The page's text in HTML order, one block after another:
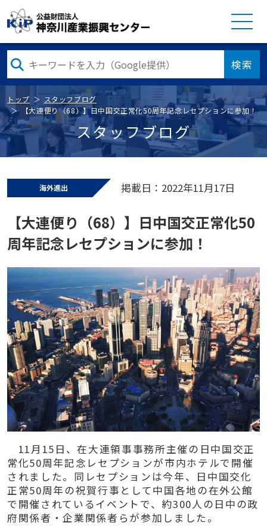
検索
トップ
スタッフブログ
【大連便り（68）】日中国交正常化50周年記念レセプションに参加！
スタッフブログ
海外進出 掲載日：2022年11月17日
【大連便り（68）】日中国交正常化50
周年記念レセプションに参加！
11月 15 日、在大連領事事務所主催の日中国交正
常化50周年記念レセプションが市内ホテルで開催
されました。同レセプションは今年、日中国交化
正常50周年の祝賀行事として中国各地の在外公館
で開催されているイベントで、約300人の日中の政
府関係者・企業関係者らが参加しました。